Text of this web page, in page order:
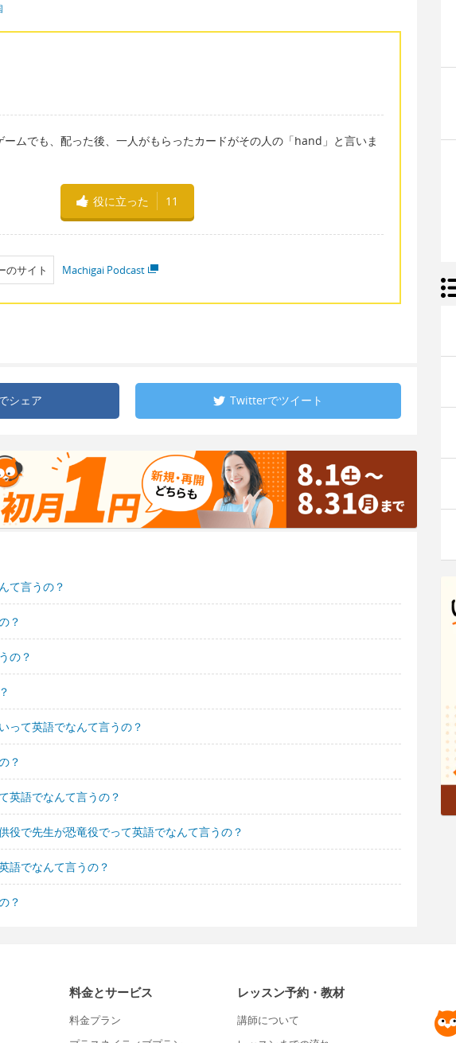
ムでも、配った後、一人がもらったカードがその人の「hand」と言いま
役に立った 11
のサイト Machigai Podcast
シェア Twitterでツイート
て言うの？
？
の？
って英語でなんて言うの？
？
英語でなんて言うの？
役で先生が恐竜役でって英語でなんて言うの？
語でなんて言うの？
？
料金とサービス
料金プラン
レッスン予約・教材
講師について